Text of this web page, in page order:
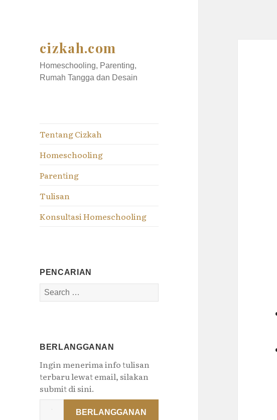
cizkah.com
Homeschooling, Parenting,
Rumah Tangga dan Desain
Tentang Cizkah
Homeschooling
Parenting
Tulisan
Konsultasi Homeschooling
PENCARIAN
Search
for:
BERLANGGANAN
Ingin menerima info tulisan
terbaru lewat email, silakan
submit di sini.
BERLANGGANAN